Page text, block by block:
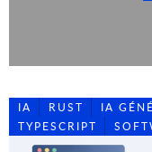
IA RUST IA
TYPESCRIPT